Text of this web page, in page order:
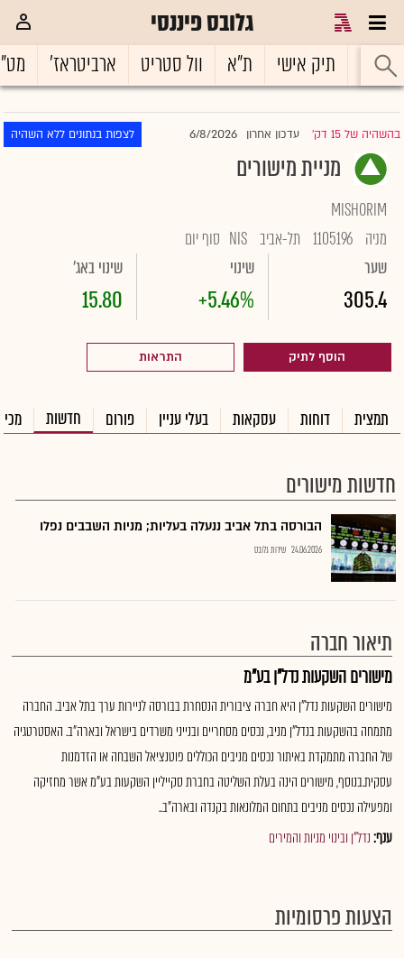
גלובס פיננסי
ראשי תיק אישי ת"א וול סטריט ארביטראז'
בהשהיה של 15 דק' |עדכון אחרון 6/8/2026 לצפות בנתונים ללא השהיה
מניית מישורים
MISHORIM
מניה 1105196 תל-אביב NIS סוף יום
שער
305.4
שינוי
+5.46%
שינוי באג'
15.80
הוסף לתיק התראות
תמצית דוחות עסקאות בעלי עניין פורום חדשות
חדשות מישורים
הבורסה בתל אביב ננעלה בעליות; מניות השבבים נפלו
24.06.2026 שירות גלובס
תיאור חברה
מישורים השקעות נדל"ן בע"מ
מישורים השקעות נדל"ן היא חברה ציבורית הנסחרת בבורסה לניירות ערך בתל אביב. החברה
מתמחה בהשקעות בנדל"ן מניב, נכסים מסחריים ובנייני משרדים בישראל ובארה"ב. האסטרטגיה
של החברה מתמקדת באיתור נכסים מניבים הכוללים פוטנציאל השבחה או הזדמנות
עסקית.בנוסף, מישורים הינה בעלת השליטה בחברת סקייליין השקעות בע"מ אשר מחזיקה
ומפעילה נכסים מניבים בתחום המלונאות בקנדה ובארה"ב..
ענף:נדל"ן ובינוי מניות והמירים
הצעות פרסומיות